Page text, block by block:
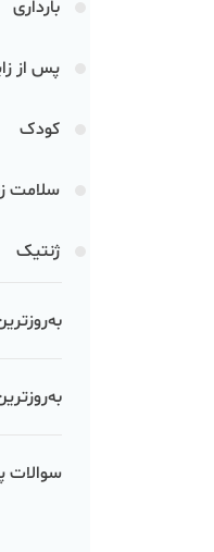
بارداری
پس از
کودک
سلامت
ژنتیک
سوالات